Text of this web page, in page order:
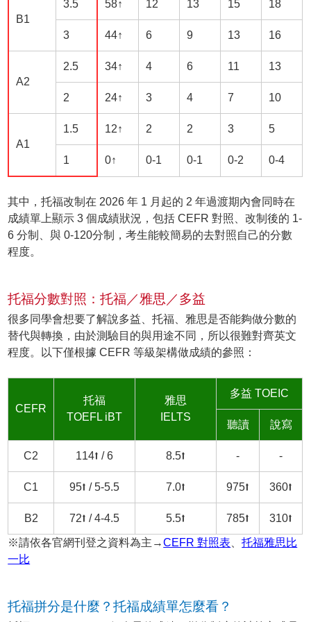
B1
3.5 58↑ 12 13 15 18
3 44↑ 6 9 13 16
A2
2.5 34↑ 4 6 11 13
2 24↑ 3 4 7 10
A1
1.5 12↑ 2 2 3 5
1 0↑ 0-1 0-1 0-2 0-4
其中，托福改制在 2026 年 1 月起的 2 年過渡期內會同時在
成績單上顯示 3 個成績狀況，包括 CEFR 對照、改制後的 1-
6 分制、與 0-120分制，考生能較簡易的去對照自己的分數
程度。
托福分數對照：托福／雅思／多益
很多同學會想要了解說多益、托福、雅思是否能夠做分數的
替代與轉換，由於測驗目的與用途不同，所以很難對齊英文
程度。以下僅根據 CEFR 等級架構做成績的參照：
CEFR
托福
TOEFL iBT
雅思
IELTS
多益 TOEIC
聽讀 說寫
C2 114⭡ / 6 8.5⭡ - -
C1 95⭡ / 5-5.5 7.0⭡ 975⭡ 360⭡
B2 72⭡ / 4-4.5 5.5⭡ 785⭡ 310⭡
※請依各官網刊登之資料為主→CEFR 對照表 、托福雅思比
一比
托福拼分是什麼？托福成績單怎麼看？